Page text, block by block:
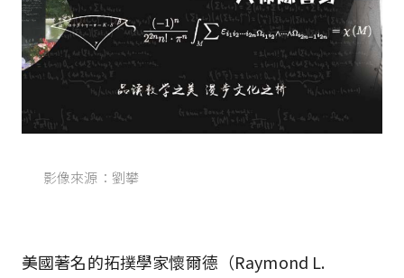
影像來源：劉攀
美國著名的拓撲學家懷爾德（Raymond L.